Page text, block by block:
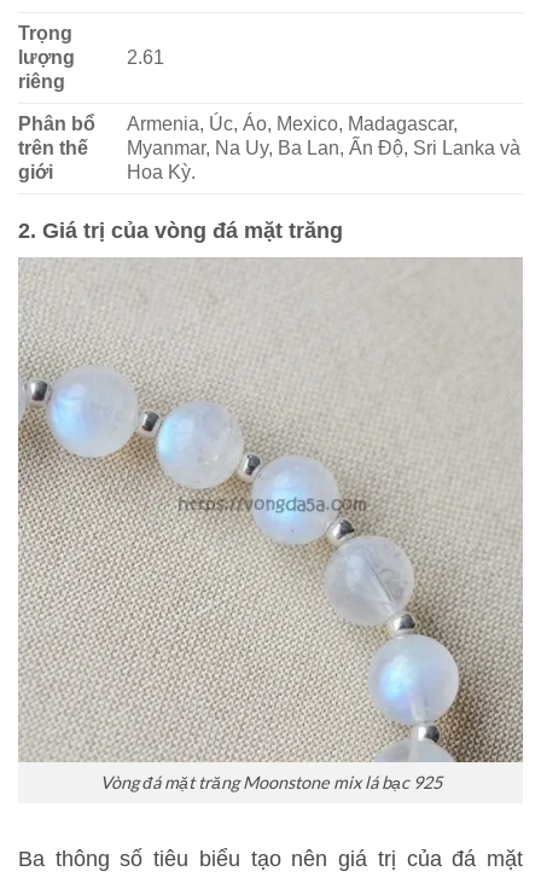
Trọng
lượng
riêng
2.61
Phân bổ
trên thế
giới
Armenia, Úc, Áo, Mexico, Madagascar,
Myanmar, Na Uy, Ba Lan, Ấn Độ, Sri Lanka và
Hoa Kỳ.
2. Giá trị của vòng đá mặt trăng
Vòng đá mặt trăng Moonstone mix lá bạc 925
Ba thông số tiêu biểu tạo nên giá trị của đá mặt